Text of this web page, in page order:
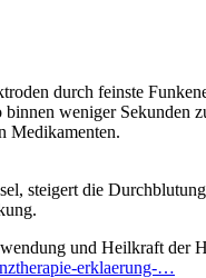
durch feinste
weniger Sekunden
Medikamenten.
steigert die
und Heilkraft der
erklaerung-…